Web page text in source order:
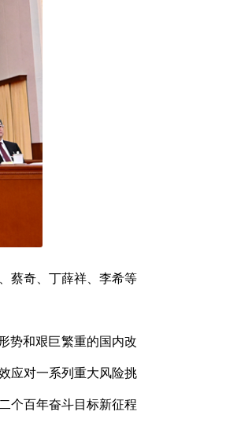
蔡奇、丁薛祥、李希等
势和艰巨繁重的国内改
应对一系列重大风险挑
个百年奋斗目标新征程